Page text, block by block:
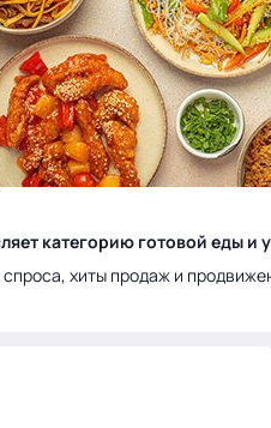
категорию готовой еды и
хиты продаж и